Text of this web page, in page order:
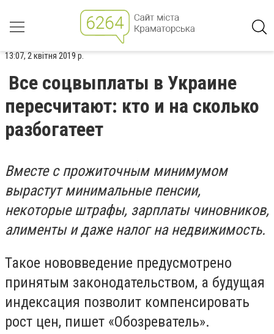
13:07, 2 квітня 2019 р.
Все соцвыплаты в Украине
пересчитают: кто и на сколько
разбогатеет
Вместе с прожиточным минимумом
вырастут минимальные пенсии,
некоторые штрафы, зарплаты чиновников,
алименты и даже налог на недвижимость.
Такое нововведение предусмотрено
принятым законодательством, а будущая
индексация позволит компенсировать
рост цен, пишет «Обозреватель».